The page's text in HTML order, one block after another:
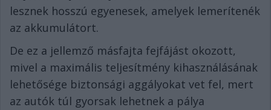
lesznek hosszú egyenesek, amelyek lemerítenék
az akkumulátort.
De ez a jellemző másfajta fejfájást okozott,
mivel a maximális teljesítmény kihasználásának
lehetősége biztonsági aggályokat vet fel, mert
az autók túl gyorsak lehetnek a pálya